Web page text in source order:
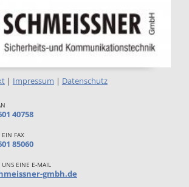
| Impressum | Datenschutz
40758
EIN FAX
85060
EINE E-MAIL
gmbh.de